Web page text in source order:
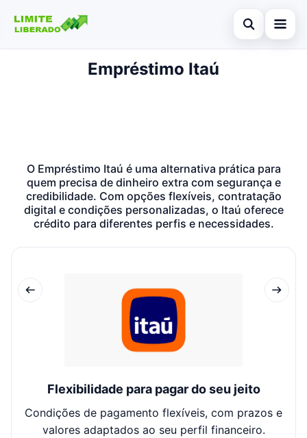
Abrir busca
Legal
Empréstimo Itaú
O Empréstimo Itaú é uma alternativa prática para
quem precisa de dinheiro extra com segurança e
credibilidade. Com opções flexíveis, contratação
digital e condições personalizadas, o Itaú oferece
crédito para diferentes perfis e necessidades.
Flexibilidade para pagar do seu jeito
Condições de pagamento flexíveis, com prazos e
valores adaptados ao seu perfil financeiro.